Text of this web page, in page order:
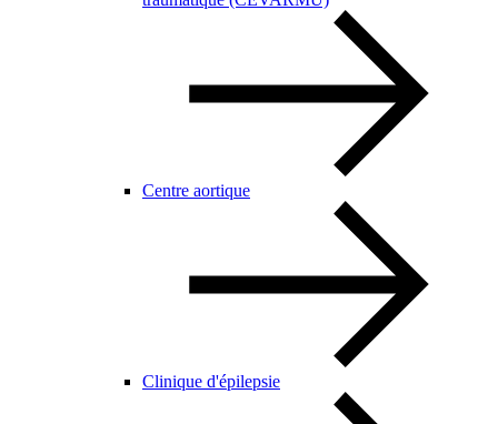
Centre aortique
Clinique d'épilepsie